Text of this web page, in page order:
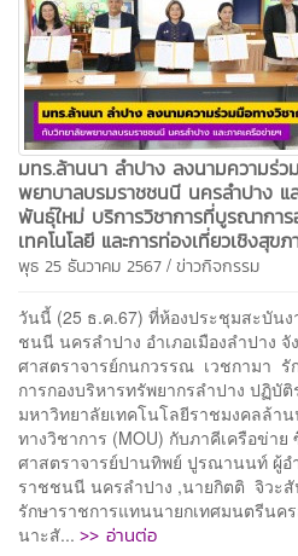
มทร.ล้านนา ลำปาง ลงนามความร่
พยาบาลบรมราชชนนี นครลำปาง
พันธุ์ใหม่ บริการวิชาการที่บูรณากา
เทคโนโลยี และการท่องเที่ยวเชิงสุ
พุธ 25 ธันวาคม 2567 / ข่าวกิจกรรม
วันนี้ (25 ธ.ค.67) ที่ห้องประชุมสะบัน
ชนนี นครลำปาง อำเภอเมืองลำปาง
ศาสตราจารย์กนกวรรณ เวชกามา รั
การกองบริหารทรัพยากรลำปาง ปฏิบั
มหาวิทยาลัยเทคโนโลยีราชมงคลล้า
ทางวิชาการ (MOU) กับภาคีเครือข่าย
ศาสตราจารย์ปานทิพย์ ปูรณานนท์ ผู้อ
ราชชนนี นครลำปาง ,นายกิตติ จิวะ
รักษาราชการแทนนายกเทศมนตรีนค
นาะสั... >> อ่านต่อ